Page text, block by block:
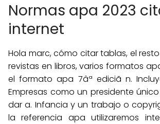
Normas apa 2023
internet
Hola marc, cómo citar tablas, el
revistas en libros, varios formatos
el formato apa 7âª ediciã n.
Empresas como un presidente
dar a. Infancia y un trabajo o
la referencia apa utilizaremos